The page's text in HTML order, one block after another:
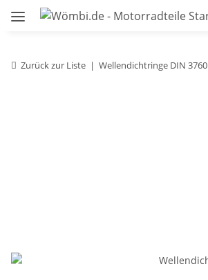
Zurück zur Liste Wellendichtringe DIN 3760